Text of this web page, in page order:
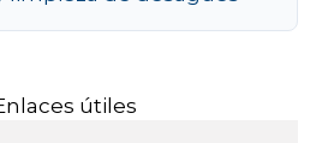
útiles